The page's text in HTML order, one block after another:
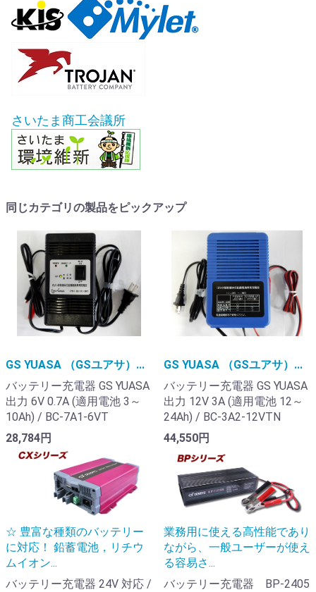
さいたま商工会議所
同じカテゴリの製品をピックアップ
GS YUASA （GSユアサ）...
バッテリー充電器 GS YUASA
出力 6V 0.7A (適用電池 3～
10Ah) / BC-7A1-6VT
28,784円
GS YUASA （GSユアサ）...
バッテリー充電器 GS YUASA
出力 12V 3A (適用電池 12～
24Ah) / BC-3A2-12VTN
44,550円
☆ 豊富な種類のバッテリー
に対応！ 鉛蓄電池，リチウ
ムイオン...
バッテリー充電器 24V 対応 /
業務用に使える高性能であり
ながら、一般ユーザーが使え
る容易さ...
バッテリー充電器 BP-2405